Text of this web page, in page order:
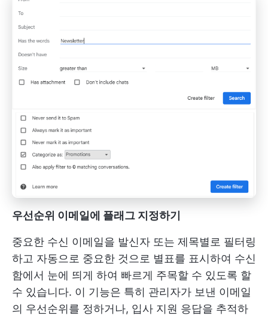
우선순위 이메일에 플래그 지정하기
중요한 수신 이메일을 발신자 또는 제목별로 필터링
하고 자동으로 중요한 것으로 별표를 표시하여 수신
함에서 눈에 띄게 하여 빠르게 주목할 수 있도록 할
수 있습니다. 이 기능은 특히 관리자가 보낸 이메일
의 우선순위를 정하거나, 입사 지원 응답을 추적하